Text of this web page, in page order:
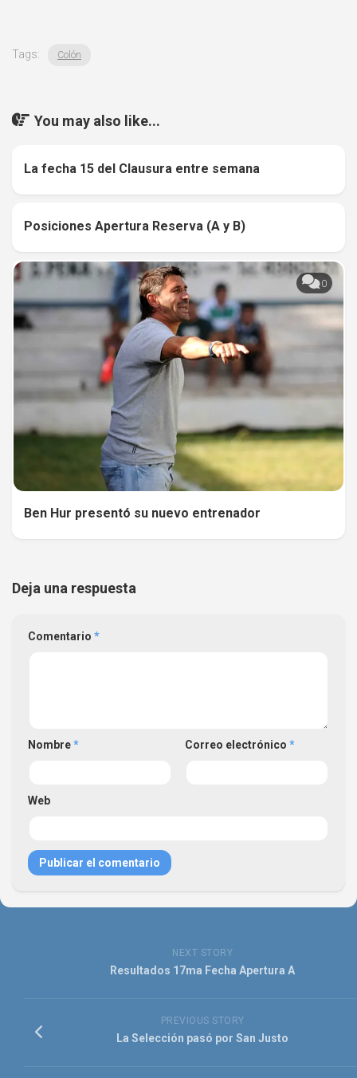
Tags: Colón
You may also like...
La fecha 15 del Clausura entre semana
Posiciones Apertura Reserva (A y B)
0
Ben Hur presentó su nuevo entrenador
Deja una respuesta
Comentario *
Nombre* Correo electrónico *
Web
NEXT STORY
Resultados 17ma Fecha Apertura A
PREVIOUS STORY
La Selección pasó por San Justo